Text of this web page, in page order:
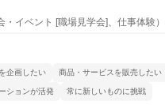
イベント [職場見学会]、仕事体験）
企画したい 商品・サービスを販売したい
ションが活発 常に新しいものに挑戦